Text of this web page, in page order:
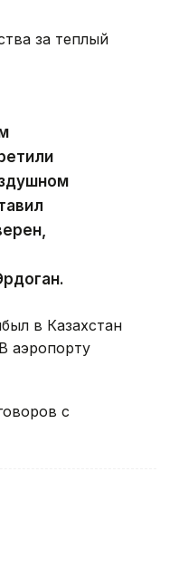
за теплый
в Казахстан
аэропорту
с